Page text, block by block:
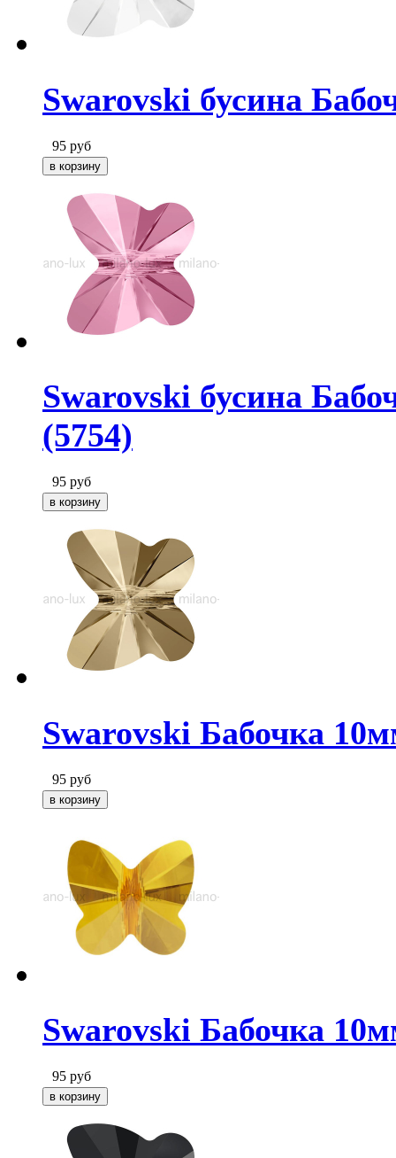
Swarovski бусина
95 руб
Swarovski бусина
(5754)
95 руб
Swarovski Бабочка
95 руб
Swarovski Бабочка
95 руб